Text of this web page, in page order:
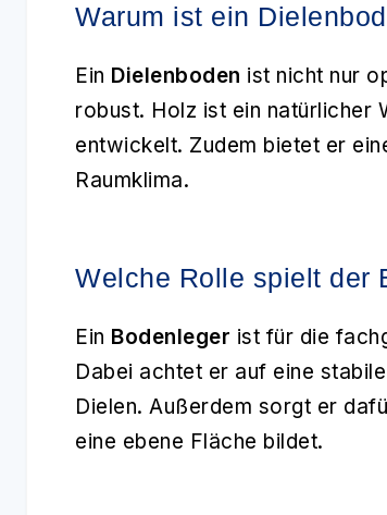
Warum ist ein
Ein Dielenboden ist nicht nur
robust. Holz ist ein natürlicher
entwickelt. Zudem bietet er
Raumklima.
Welche Rolle spielt der
Ein Bodenleger ist für die
Dabei achtet er auf eine
Dielen. Außerdem sorgt er
eine ebene Fläche bildet.